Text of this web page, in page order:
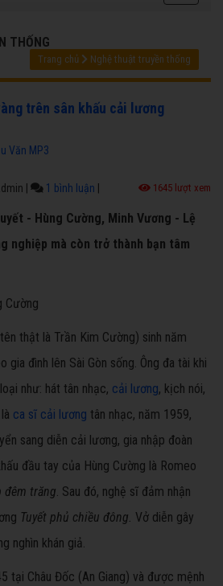
THỐNG
Trang chủ Nghệ thuật truyền thống
trên sân khấu cải lương
Văn MP3
1 bình luận 1645 lượt xem
- Hùng Cường, Minh Vương - Lệ
nghiệp mà còn trở thành bạn tâm
Cường
thật là Trần Kim Cường) sinh năm
gia đình lên Sài Gòn sống. Ông đa tài khi
như: hát tân nhạc, cải lương, kịch nói,
ca sĩ cải lương tân nhạc, năm 1959,
sang diễn cải lương, gia nhập đoàn
đầu tay của Hùng Cường là Romeo
đêm trăng. Sau đó, nghệ sĩ đảm nhận
Tuyết phủ chiều đông. Vở diễn gây
nghìn khán giả.
tại Châu Đốc (An Giang) và được mệnh